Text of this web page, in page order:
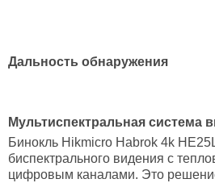
Дальность обнаружения
Мультиспектральная система
Бинокль Hikmicro Habrok 4k
биспектрального видения с
цифровым каналами. Это